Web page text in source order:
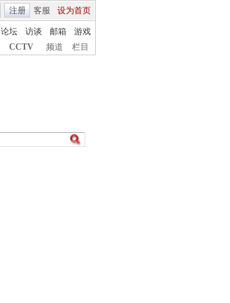
客服 设为首页
注册
论坛 访谈 邮箱
游戏
CCTV 频道 栏目